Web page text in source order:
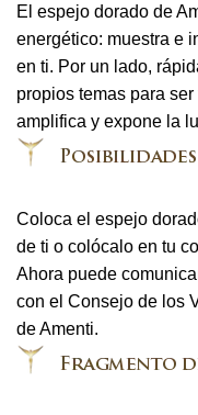
El espejo dorado de
energético: muestra e
en ti. Por un lado,
propios temas para
amplifica y expone la
Coloca el espejo
de ti o colócalo en tu
Ahora puede
con el Consejo de los
de Amenti.